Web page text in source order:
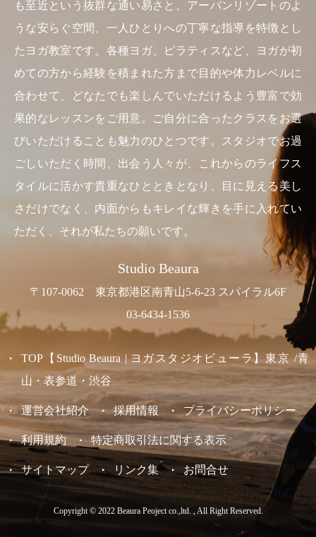
も至近という抜群な通い易さと、アーバンリゾートのよ
うな安らぐ空間、一人ひとりへの丁寧な指導を特徴とし
たヨガ教室です。各種ヨガ、ピラティスなど、ヨガが初
めての方から経験を積まれた方まで目的や体力レベルに
合わせて、どなたでも楽しんでいただけるよう豊富で効
果的なレッスンをご用意。ご自分に合ったクラスをお選
びいただけることも魅力のひとつです。スタジオでお過
ごしいただく時間、出会う人々が、これからのライフス
タイルに活かす貴重なひとときとなり、目に見える美し
さだけでなく、内面からもキレイな輝きを手に入れてい
ただく、それが私たちの願いです。
Studio Beaura
〒107-0062 東京都港区南青山5-6-23 スパイラル6F
03-6434-1536
TOP【Studio Beaura | ヨガスタジオビューラ】東京 /青
山・表参道・渋谷
運営会社紹介 採用情報 プライバシーポリシー
利用規約 特定商取引法に関する表示
サイトマップ リンク集 お問合せ
Copyright © 2022 Beaura Peoject co.,ltd. , All Right Reserved.